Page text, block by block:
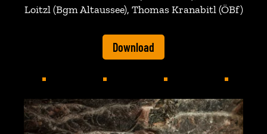
Loitzl (Bgm Altaussee), Thomas Kranabitl (ÖBf)
Download